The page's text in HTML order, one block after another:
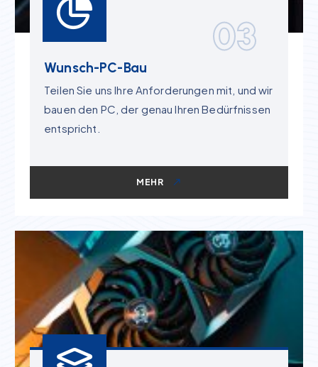
03
Wunsch-PC-Bau
Teilen Sie uns Ihre Anforderungen mit, und wir
bauen den PC, der genau Ihren Bedürfnissen
entspricht.
MEHR